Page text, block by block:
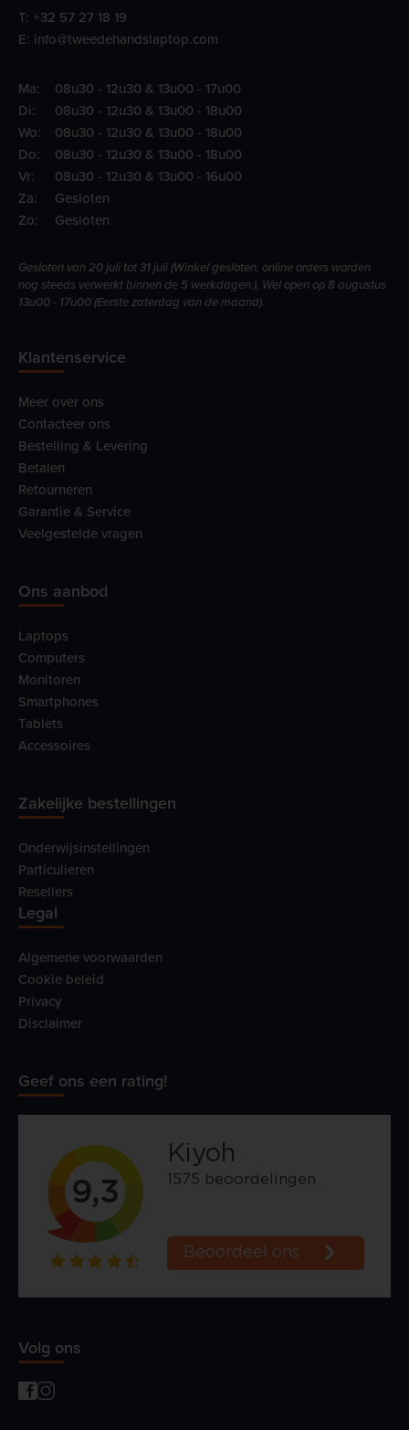
T: +32 57 27 18 19
E: info@tweedehandslaptop.com
Ma:
08u30 - 12u30 & 13u00 - 17u00
Di:
08u30 - 12u30 & 13u00 - 18u00
Wo:
08u30 - 12u30 & 13u00 - 18u00
Do:
08u30 - 12u30 & 13u00 - 18u00
Vr:
08u30 - 12u30 & 13u00 - 16u00
Za:
Gesloten
Zo:
Gesloten
Gesloten van 20 juli tot 31 juli (Winkel gesloten, online orders worden
nog steeds verwerkt binnen de 5 werkdagen.), Wel open op 8 augustus
13u00 - 17u00 (Eerste zaterdag van de maand).
Klantenservice
Meer over ons
Contacteer ons
Bestelling & Levering
Betalen
Retourneren
Garantie & Service
Veelgestelde vragen
Ons aanbod
Laptops
Computers
Monitoren
Smartphones
Tablets
Accessoires
Zakelijke bestellingen
Onderwijsinstellingen
Particulieren
Resellers
Legal
Algemene voorwaarden
Cookie beleid
Privacy
Disclaimer
Geef ons een rating!
Volg ons